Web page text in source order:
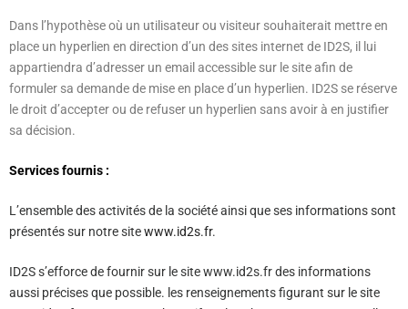
Dans l’hypothèse où un utilisateur ou visiteur souhaiterait mettre en
place un hyperlien en direction d’un des sites internet de ID2S, il lui
appartiendra d’adresser un email accessible sur le site afin de
formuler sa demande de mise en place d’un hyperlien. ID2S se réserve
le droit d’accepter ou de refuser un hyperlien sans avoir à en justifier
sa décision.
Services fournis :
L’ensemble des activités de la société ainsi que ses informations sont
présentés sur notre sitewww.id2s.fr.
ID2S s’efforce de fournir sur le site www.id2s.fr des informations
aussi précises que possible. les renseignements figurant sur le site